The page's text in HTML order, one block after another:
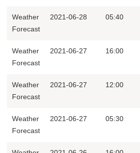
Weather
Forecast
2021-06-28 05:40
Weather
Forecast
2021-06-27 16:00
Weather
Forecast
2021-06-27 12:00
Weather
Forecast
2021-06-27 05:30